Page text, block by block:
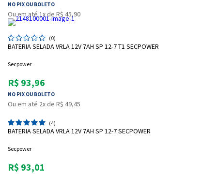
NO PIX OU BOLETO
Ou em até 1x de R$ 45,90
(0)
BATERIA SELADA VRLA 12V 7AH SP 12-7 T1 SECPOWER
Secpower
R$ 93,96
NO PIX OU BOLETO
Ou em até 2x de R$ 49,45
(4)
BATERIA SELADA VRLA 12V 7AH SP 12-7 SECPOWER
Secpower
R$ 93,01